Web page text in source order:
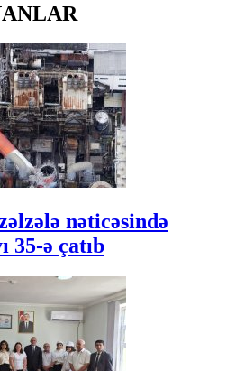
nəticəsində
35-ə çatıb